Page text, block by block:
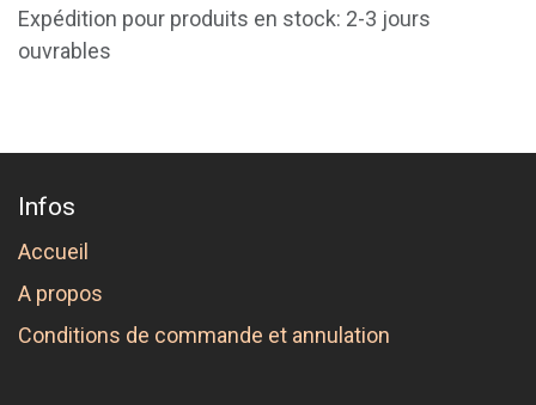
Expédition pour produits en stock: 2-3 jours
ouvrables
Infos
Accueil
A propos
Conditions de commande et annulation